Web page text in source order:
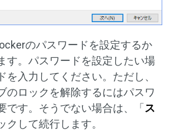
のパスワードを設定するか
す。パスワードを設定したい場
を入力してください。ただし、
のロックを解除するにはパスワ
です。そうでない場合は、「 ス
クして続行します。